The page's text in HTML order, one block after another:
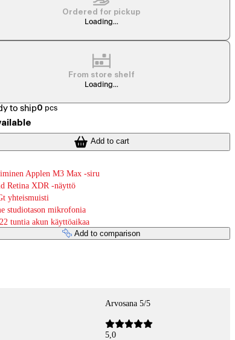
Ordered for pickup
Loading...
From store shelf
Loading...
to ship0 pcs
Add to cart
Applen M3 Max -siru
Retina XDR ‐näyttö
yhteismuisti
studiotason mikrofonia
tuntia akun käyttöaikaa
Add to comparison
Arvosana 5/5
5,0